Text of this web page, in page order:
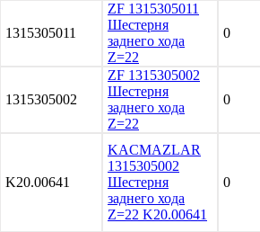
1315305011
ZF 1315305011
Шестерня
заднего хода
Z=22
0
1315305002
ZF 1315305002
Шестерня
заднего хода
Z=22
0
K20.00641
KACMAZLAR
1315305002
Шестерня
заднего хода
Z=22 K20.00641
0